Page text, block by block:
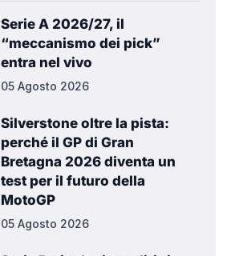
Serie A 2026/27, il
“meccanismo dei pick”
entra nel vivo
05 Agosto 2026
Silverstone oltre la pista:
perché il GP di Gran
Bretagna 2026 diventa un
test per il futuro della
MotoGP
05 Agosto 2026